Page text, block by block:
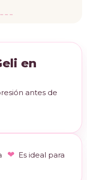
en
antes de
Es ideal para